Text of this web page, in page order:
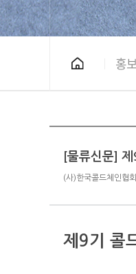
홍
[물류신문]
(사)한국콜드체인협회
제9기 콜